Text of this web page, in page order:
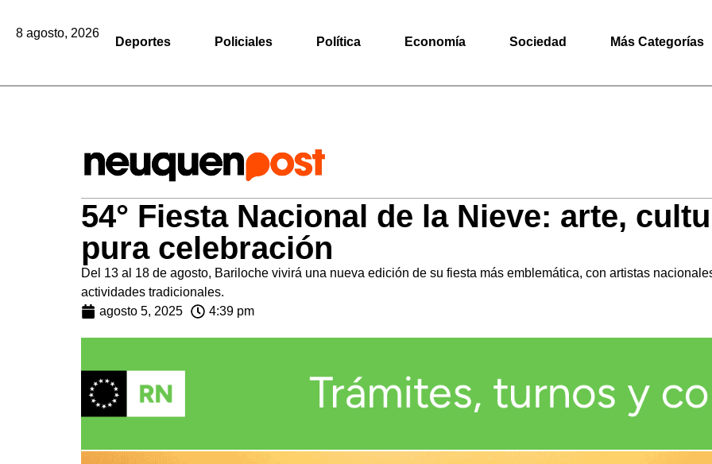
8 agosto, 2026
Deportes Policiales Política Economía Sociedad Más Categorías
54° Fiesta Nacional de la Nieve: arte,
pura celebración
Del 13 al 18 de agosto, Bariloche vivirá una nueva edición de su fiesta más emblemática, con artistas
actividades tradicionales.
agosto 5, 2025
4:39 pm